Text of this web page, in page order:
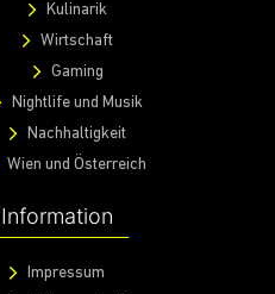
Kulinarik
Wirtschaft
Gaming
Nightlife und Musik
Nachhaltigkeit
Wien und Österreich
Information
Impressum